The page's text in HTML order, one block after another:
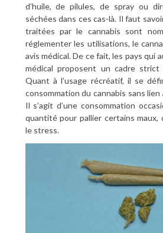
d’huile, de pilules, de spray ou
séchées dans ces cas-là. Il faut
traitées par le cannabis sont
réglementer les utilisations, le
avis médical. De ce fait, les pays qui
médical proposent un cadre
Quant à l’usage récréatif, il se
consommation du cannabis sans
Il s’agit d’une consommation
quantité pour pallier certains maux,
le stress.